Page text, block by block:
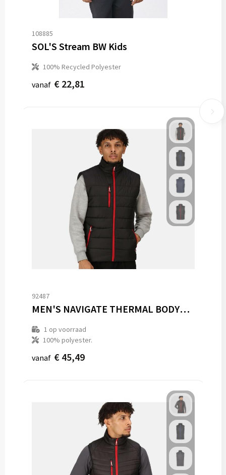
108885
SOL'S Stream BW Kids
100% Recycled Polyester
vanaf € 22,81
92487
MEN'S NAVIGATE THERMAL BODYWARMER
1 op voorraad
100% polyester.
vanaf € 45,49